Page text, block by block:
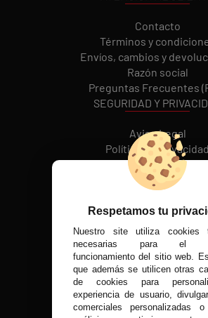
Contacto
Términos y
Envíos, cambios y
Razón social
Preguntas Frecuentes
SEGURIDAD Y
Aviso Legal
Política de Privacidad
Política de cookies
REDES SOCIALES
MÉTODOS DE PAGO
VISITA NUESTRA TIENDA
Respetamos tu
Nuestro site utiliza cookies
necesarias para el
funcionamiento del sitio web.
que además se utilicen otras
de cookies para
experiencia de usuario,
comerciales personalizadas